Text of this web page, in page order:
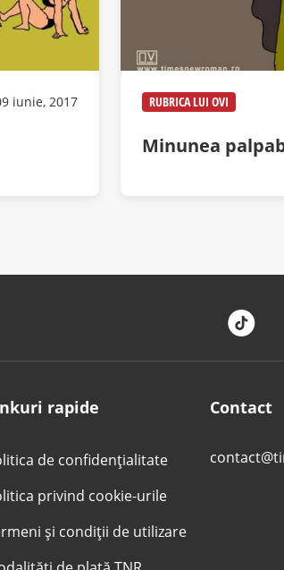
iunie, 2017 RUBRICA LUI OVI
Minunea
rapide
de confidențialitate
privind cookie-urile
și condiții de utilizare
Contact